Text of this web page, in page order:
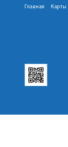
Главная Карты